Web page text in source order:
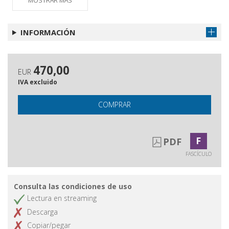
INFORMACIÓN
EUR 470,00
IVA excluido
COMPRAR
PDF F
FASCÍCULO
Consulta las condiciones de uso
Lectura en streaming
Descarga
Copiar/pegar